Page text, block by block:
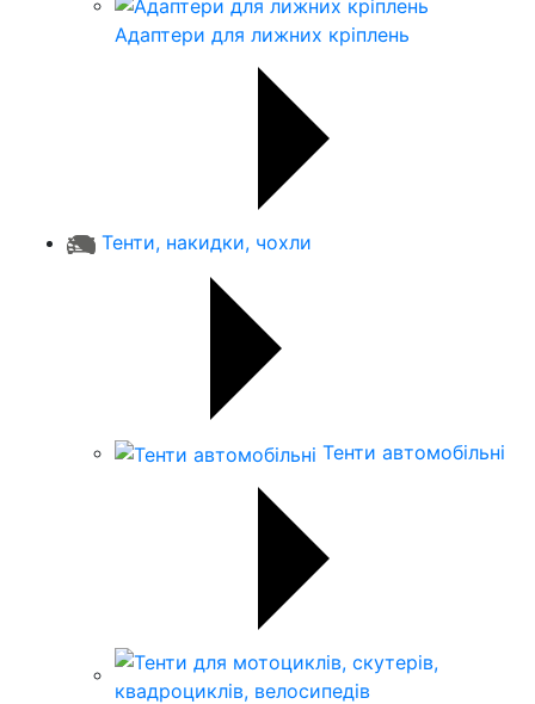
Адаптери для лижних кріплень
Тенти, накидки, чохли
Тенти автомобільні